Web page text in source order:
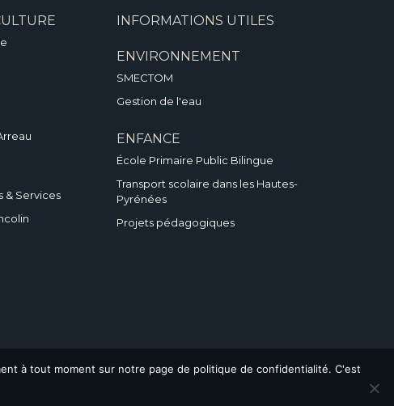
& Services
INFORMATIONS UTILES
ENVIRONNEMENT
SMECTOM
Gestion de l'eau
ENFANCE
École Primaire Public Bilingue
Transport scolaire dans les Hautes-
Pyrénées
Projets pédagogiques
à tout moment sur notre page de politique de confidentialité. C'est